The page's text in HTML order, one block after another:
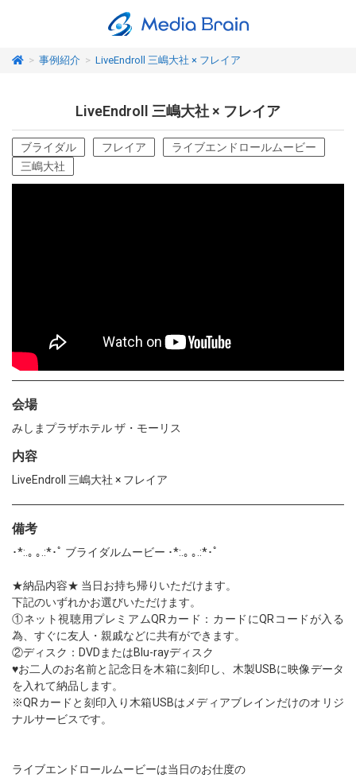
> 事例紹介 > LiveEndroll 三嶋大社 × フレイア
LiveEndroll 三嶋大社 × フレイア
ブライダル フレイア
ライブエンドロールムービー
三嶋大社
会場
みしまプラザホテル ザ・モーリス
内容
LiveEndroll 三嶋大社 × フレイア
備考
･*:.｡ ｡.:*･ﾟ ブライダルムービー ･*:.｡ ｡.:*･ﾟ
★納品内容★ 当日お持ち帰りいただけます。
下記のいずれかお選びいただけます。
①ネット視聴用プレミアムQRカード：カードにQRコードが入る
為、すぐに友人・親戚などに共有ができます。
②ディスク：DVDまたはBlu-rayディスク
♥お二人のお名前と記念日を木箱に刻印し、木製USBに映像データ
を入れて納品します。
※QRカードと刻印入り木箱USBはメディアブレインだけのオリジ
ナルサービスです。
ライブエンドロールムービーは当日のお仕度の